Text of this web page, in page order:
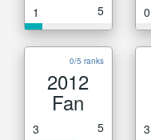
1 5 0
0/5 ranks
2012
Fan
3 5 3